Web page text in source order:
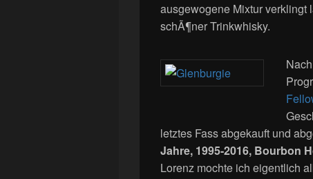
ausgewogene Mixtur verklingt
schÃ¶ner Trinkwhisky.
letztes Fass abgekauft und
Jahre, 1995-2016, Bourbon
Lorenz mochte ich eigentlich